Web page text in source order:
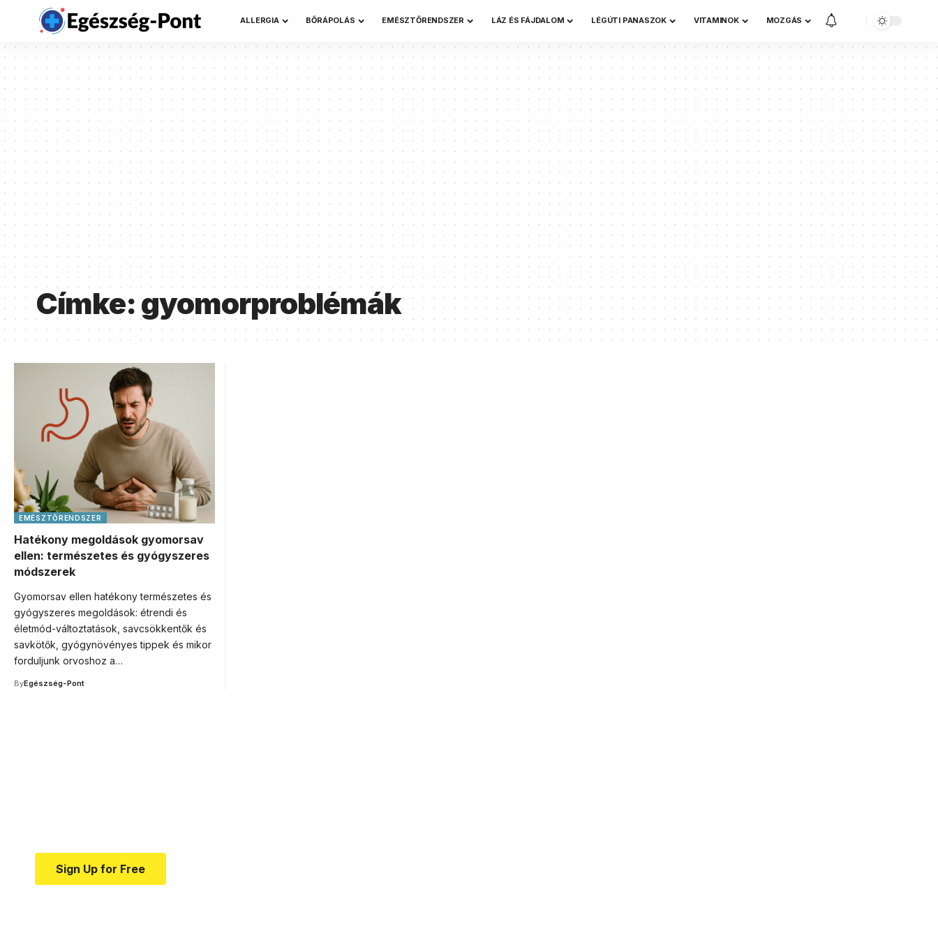
ALLERGIA BŐRÁPOLÁS EMÉSZTŐRENDSZER LÁZ ÉS FÁJDALOM LÉGÚTI PANASZOK VITAMINOK MOZGÁS
Címke:gyomorproblémák
EMÉSZTŐRENDSZER
Hatékony megoldások gyomorsav
ellen: természetes és gyógyszeres
módszerek
Gyomorsav ellen hatékony természetes és
gyógyszeres megoldások: étrendi és
életmód-változtatások, savcsökkentők és
savkötők, gyógynövényes tippek és mikor
forduljunk orvoshoz a…
ByEgészség-Pont
Sign Up for Free